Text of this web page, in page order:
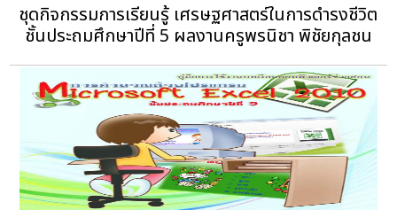
ชุดกิจกรรมการเรียนรู้ เศรษฐศาสตร์ในการดำรงชีวิต
ชั้นประถมศึกษาปีที่ 5 ผลงานครูพรนิชา พิชัยกุลชน